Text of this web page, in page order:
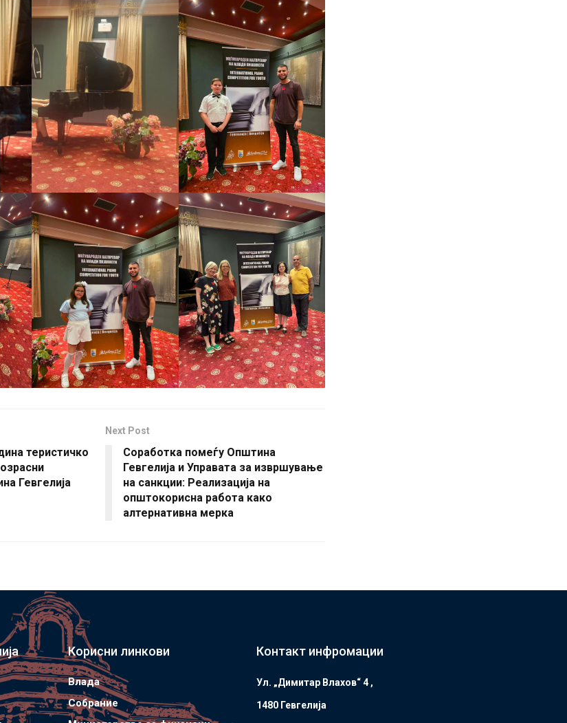
теристичко
Гевгелија
Next Post
Соработка помеѓу Општина
Гевгелија и Управата за извршување
на санкции: Реализација на
општокорисна работа како
алтернативна мерка
Корисни линкови
Влада
Собрание
Контакт инфромации
Ул. „Димитар Влахов“ 4 ,
1480 Гевгелијa